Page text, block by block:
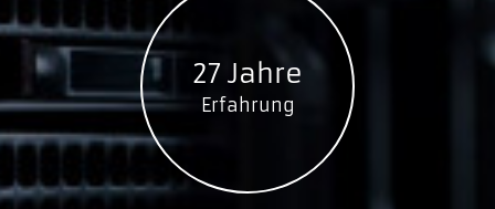
WDBNEZ0160KBK
WDBNEZ0080KBK
WDBNEZ0000NBK
WD My Cloud Pro Series PR2100
WDBBCL0160JBK
WDBBCL0160JBK-EESN
27 Jahre
Erfahrung